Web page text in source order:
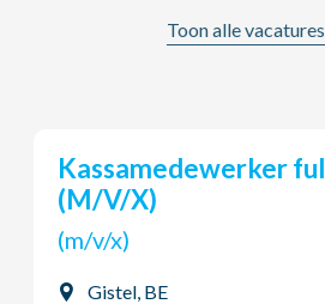
Toon alle vacatures
AGO Chemicals: Mechanieker in
chemiesect...
(m/v/x)
Gent, BE